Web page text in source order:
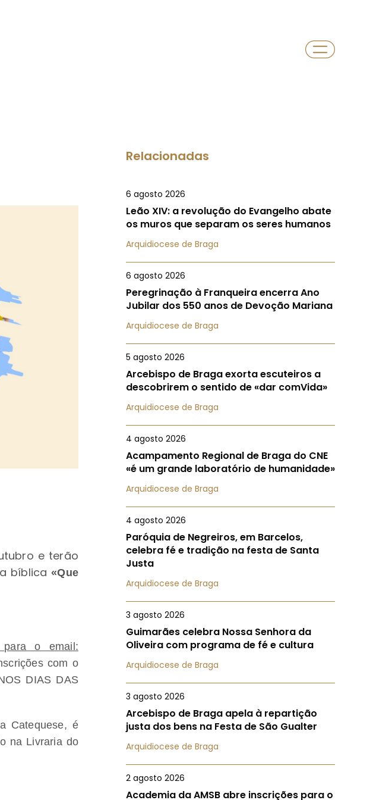
e terão
bíblica «Que
para o email:
com o
DIAS DAS
Catequese, é
na Livraria do
Relacionadas
6 agosto 2026
Leão XIV: a revolução do Evangelho abate
os muros que separam os seres humanos
Arquidiocese de Braga
6 agosto 2026
Peregrinação à Franqueira encerra Ano
Jubilar dos 550 anos de Devoção Mariana
Arquidiocese de Braga
5 agosto 2026
Arcebispo de Braga exorta escuteiros a
descobrirem o sentido de «dar comVida»
Arquidiocese de Braga
4 agosto 2026
Acampamento Regional de Braga do CNE
«é um grande laboratório de humanidade»
Arquidiocese de Braga
4 agosto 2026
Paróquia de Negreiros, em Barcelos,
celebra fé e tradição na festa de Santa
Justa
Arquidiocese de Braga
3 agosto 2026
Guimarães celebra Nossa Senhora da
Oliveira com programa de fé e cultura
Arquidiocese de Braga
3 agosto 2026
Arcebispo de Braga apela à repartição
justa dos bens na Festa de São Gualter
Arquidiocese de Braga
2 agosto 2026
Academia da AMSB abre inscrições para o